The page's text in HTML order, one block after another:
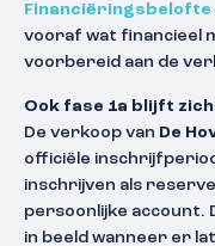
Financiëringsbelofte
vooraf wat financieel
voorbereid aan de
Ook fase 1a blijft
De verkoop van De
officiële
inschrijven als
persoonlijke account.
in beeld wanneer er